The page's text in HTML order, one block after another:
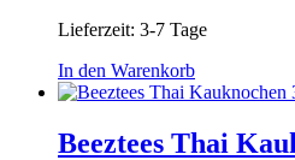
Lieferzeit: 3-7 Tage
In den Warenkorb
Beeztees Thai